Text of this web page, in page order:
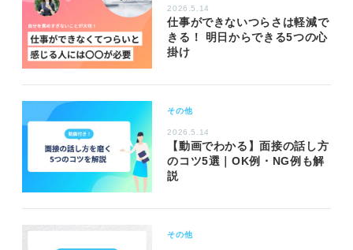
2026.5.14
仕事ができないつらさは軽減で
きる！ 明日からできる5つの心
掛け
その他
2026.5.14
【動画でわかる】面接の話し方
のコツ5選｜OK例・NG例も解
説
その他